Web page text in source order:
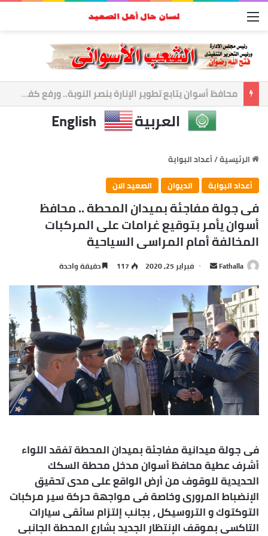
القائمة
أسوان تعزز الشراكة الأمنية.. المحافظ ومدير الأمن يبحثان ملفات الأمن والتنميه
العربية English
الرئيسية/أعداد البوابة
أعداد البوابة
الديوان الصعيد الان
فى جولة مفاجئة بميدان المحطة .. محافظ
أسوان يأمر بتوقيع غرامات على المركبات
المخالفة أمام المراسى السياحية
Fathalla
أرسل
إلكترونيا
فبراير 25, 2020 117 دقيقة واحدة
فى جولة ميدانية مفاجئة بميدان المحطة تفقد اللواء
أشرف عطية محافظ أسوان مدخل محطة السكك
الحديدية للوقوف من أرض الواقع على مدى تحقيق
الإنضباط المرورى وخاصة فى مواجهة حركة سير مركبات
التوكتوك و التروسيكل ، بجانب إلتزام سائقى سيارات
التاكسى بموقف الإنتظار الجديد بشارع المحطة الجانبى